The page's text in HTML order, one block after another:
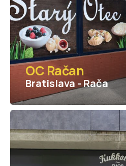
OC Račan
Bratislava - Rača